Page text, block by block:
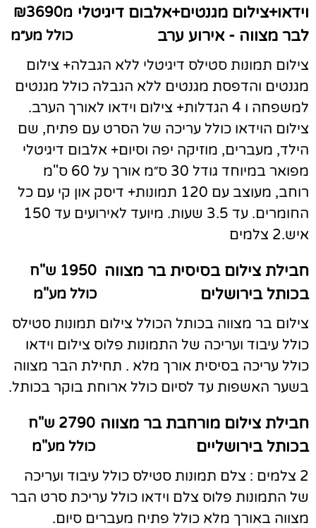
וידאו+צילום מגנטים+אלבום דיגיטלי
לבר מצווה - אירוע ערב
מ₪3690
כולל מע״מ
צילום תמונות סטילס דיגיטלי ללא הגבלה+ צילום
מגנטים והדפסת מגנטים ללא הגבלה כולל מגנטים
למשפחה ו 4 הגדלות+ צילום וידאו לאורך הערב.
צילום הוידאו כולל עריכה של הסרט עם פתיח, שם
הילד, מעברים, מוזיקה יפה וסיום+ אלבום דיגיטלי
מפואר במיוחד גודל 30 ס״מ אורך על 60 ס"מ
רוחב, מעוצב עם 120 תמונות+ דיסק און קי עם כל
החומרים. עד 3.5 שעות. מיועד לאירועים עד 150
איש.2 צלמים
חבילת צילום בסיסית בר מצווה
בכותל בירושלים
1950 ש"ח
כולל מע"מ
צילום בר מצווה בכותל הכולל צילום תמונות סטילס
כולל עיבוד ועריכה של התמונות פלוס צילום וידאו
כולל עריכה בסיסית אורך מלא . תחילת הבר מצווה
בשער האשפות עד לסיום כולל ארוחת בוקר בכותל.
חבילת צילום מורחבת בר מצווה
בכותל בירושליים
2790 ש"ח
כולל מע"מ
2 צלמים : צלם תמונות סטילס כולל עיבוד ועריכה
של התמונות פלוס צלם וידאו כולל עריכת סרט הבר
מצווה באורך מלא כולל פתיח מעברים סיום.